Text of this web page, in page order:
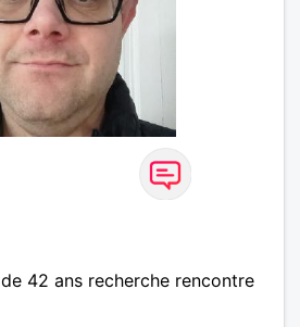
42 ans recherche rencontre